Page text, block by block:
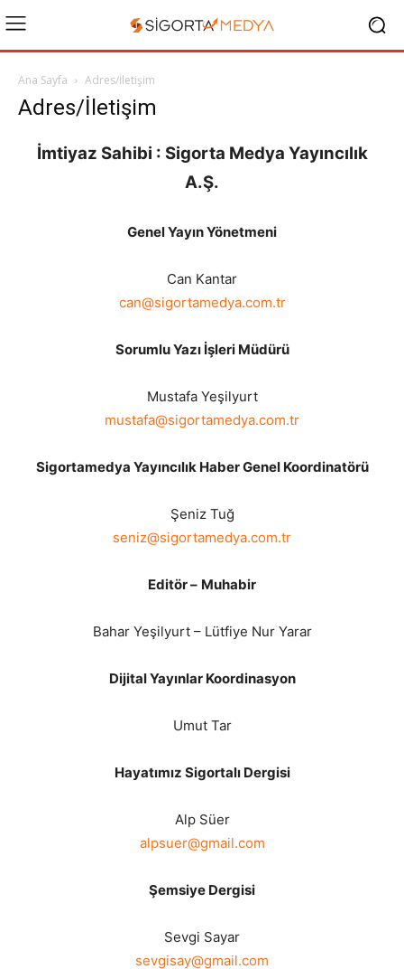
Ana Sayfa Adres/İletişim
Adres/İletişim
İmtiyaz Sahibi : Sigorta Medya Yayıncılık
A.Ş.
Genel Yayın Yönetmeni
Can Kantar
can@sigortamedya.com.tr
Sorumlu Yazı İşleri Müdürü
Mustafa Yeşilyurt
mustafa@sigortamedya.com.tr
Sigortamedya Yayıncılık Haber Genel Koordinatörü
Şeniz Tuğ
seniz@sigortamedya.com.tr
Editör – Muhabir
Bahar Yeşilyurt – Lütfiye Nur Yarar
Dijital Yayınlar Koordinasyon
Umut Tar
Hayatımız Sigortalı Dergisi
Alp Süer
alpsuer@gmail.com
Şemsiye Dergisi
Sevgi Sayar
sevgisay@gmail.com